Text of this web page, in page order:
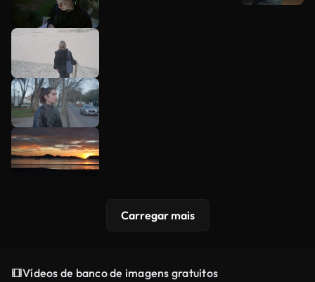
Carregar mais
Vídeos de banco de imagens gratuitos